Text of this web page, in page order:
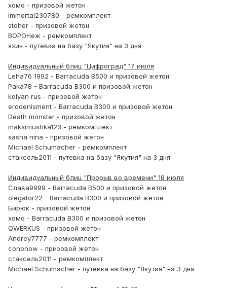
хомо - призовой жетон
immortal230780 - ремкомплект
stoher - призовой жетон
ВОРОНеж - ремкомплект
яхин - путевка на базу "Якутия" на 3 дня
Индивидуальный блиц "Цифроград" 17 июля
Leha76 1992 - Barracuda B500 и призовой жетон
Paka78 - Barracuda B300 и призовой жетон
kolyan rus - призовой жетон
erodenisment - Barracuda B300 и призовой жетон
Death monster - призовой жетон
maksimushka123 - ремкомплект
sasha nina - призовой жетон
Michael Schumacher - ремкомплект
стаксель2011 - путевка на базу "Якутия" на 3 дня
Индивидуальный блиц "Прорыв во времени" 18 июля
Слава9999 - Barracuda B500 и призовой жетон
olegator22 - Barracuda B300 и призовой жетон
Бирюк - призовой жетон
хомо - Barracuda B300 и призовой жетон
QWERKUS - призовой жетон
Andrey7777 - ремкомплект
cononow - призовой жетон
стаксель2011 - ремкомплект
Michael Schumacher - путевка на базу "Якутия" на 3 дня